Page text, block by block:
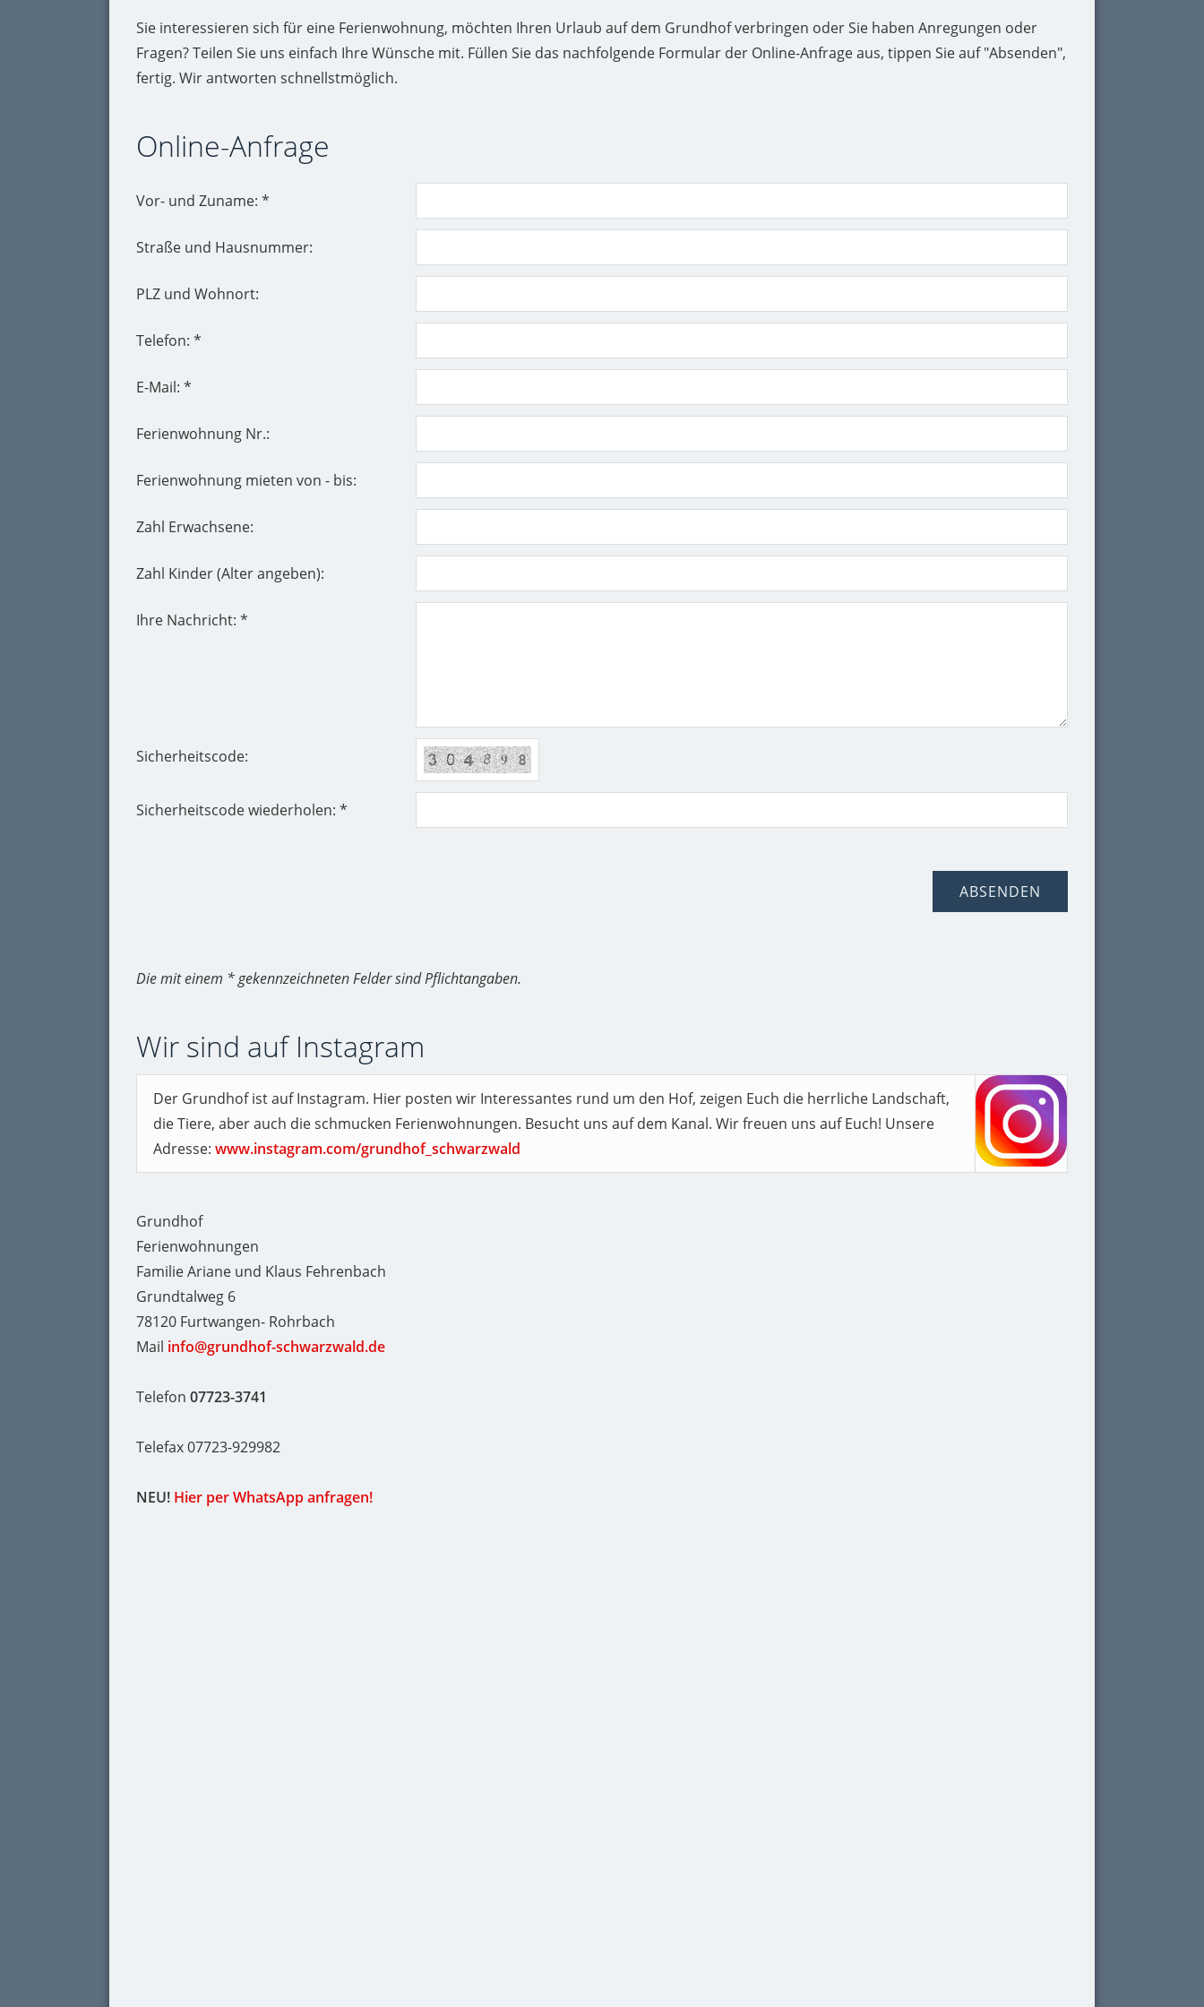
Sie interessieren sich für eine Ferienwohnung, möchten Ihren Urlaub auf dem Grundhof verbringen oder Sie haben Anregungen oder
Fragen? Teilen Sie uns einfach Ihre Wünsche mit. Füllen Sie das nachfolgende Formular der Online-Anfrage aus, tippen Sie auf "Absenden",
fertig. Wir antworten schnellstmöglich.
Online-Anfrage
Vor- und Zuname: *
Straße und Hausnummer:
PLZ und Wohnort:
Telefon: *
E-Mail: *
Ferienwohnung Nr.:
Ferienwohnung mieten von - bis:
Zahl Erwachsene:
Zahl Kinder (Alter angeben):
Ihre Nachricht: *
Sicherheitscode:
Sicherheitscode wiederholen: *
Die mit einem * gekennzeichneten Felder sind Pflichtangaben.
Wir sind auf Instagram
Der Grundhof ist auf Instagram. Hier posten wir Interessantes rund um den Hof, zeigen Euch die herrliche Landschaft,
die Tiere, aber auch die schmucken Ferienwohnungen. Besucht uns auf dem Kanal. Wir freuen uns auf Euch! Unsere
Adresse: www.instagram.com/grundhof_schwarzwald
Grundhof
Ferienwohnungen
Familie Ariane und Klaus Fehrenbach
Grundtalweg 6
78120 Furtwangen- Rohrbach
Mail info@grundhof-schwarzwald.de
Telefon 07723-3741
Telefax 07723-929982
NEU! Hier per WhatsApp anfragen!